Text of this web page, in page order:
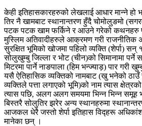
केही इतिहासकारहरुको लेखलाई आधार मान्ने हो
तिर नै खामबाट स्थानान्तरण हुँदै चोमोलुङमो
पटक पटक खाम फर्किने र आउने गरेको कथनहरु
मुस्लिम अतिवादीहरुले आक्रमण गरी राजनीतिक
सुरक्षित भूमिको खोजमा पहिलो व्यक्ति (शेर्पा)
सोलुखुम्बु जिल्ला र भोट (चीन)को सिमानामा
मिटरमा पार्ने नाङपाला (हिम भन्ज्याड़) पार गरी
यसै ऐतिहासिक व्यक्तिको नामबाट (खु भनेको ठाउँ
व्यक्तिले पत्ता लगाएको भूमि)को नाम त्यास
त्यास पछि, अलग अलग समयमा भिन्न भिन्न समूह
बिस्तरै सोलुतिर झरेर अन्य स्थानहरुमा
आजकल धेरै जस्तो शेर्पा इतिहास विद्हरू
मानेका छन् ।